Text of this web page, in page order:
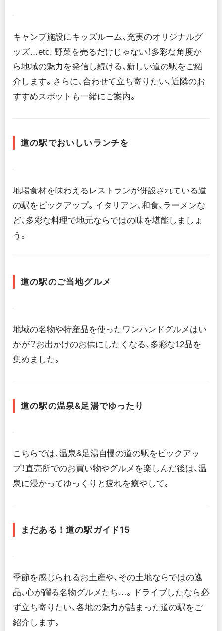
キャンプ施設にキッズルーム、充実のオリジナルグ
ッズ…etc. 野菜を売るだけじゃない！多彩な角度か
ら地域の魅力を発信し続ける、新しい道の駅をご紹
介します。さらに、合わせて立ち寄りたい、近隣のお
すすめスポットも一緒にご案内。
道の駅でおいしいランチを
地場食材を味わえるレストランが併設されている道
の駅をピックアップ。イタリアン、和食、ラーメンな
ど、多彩な料理で地元ならではの味を堪能しましょ
う。
道の駅のご当地グルメ
地域の名物や特産品を使ったワンハンドグルメはい
かが？お出かけのお供にしたくなる、多彩な12品を
集めました。
道の駅の温泉&足湯でゆったり
こちらでは、温泉&足湯自慢の道の駅をピックアッ
プ！直売所でのお買い物やグルメを楽しんだ後は、温
泉に浸かってゆっくりと疲れを癒やして。
まだある！道の駅ガイド15
季節を感じられるお土産や、その土地ならではの逸
品、心が躍る名物グルメたち…。ドライブしたなら必
ず立ち寄りたい、各地の魅力が詰まった道の駅をご
紹介します。